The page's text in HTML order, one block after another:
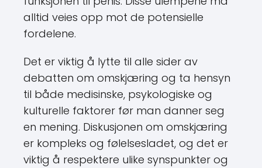
alltid veies opp mot de potensielle
fordelene.
Det er viktig å lytte til alle sider av
debatten om omskjæring og ta hensyn
til både medisinske, psykologiske og
kulturelle faktorer før man danner seg
en mening. Diskusjonen om omskjæring
er kompleks og følelsesladet, og det er
viktig å respektere ulike synspunkter og